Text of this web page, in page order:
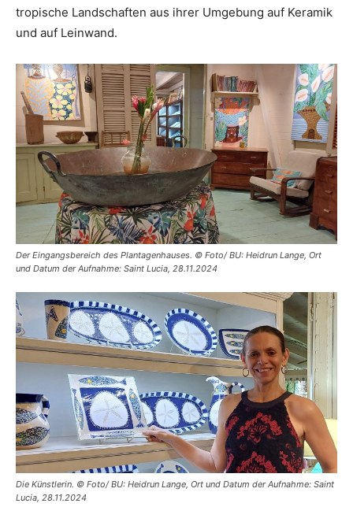
tropische Landschaften aus ihrer Umgebung auf Keramik
und auf Leinwand.
Der Eingangsbereich des Plantagenhauses. © Foto/ BU: Heidrun Lange, Ort
und Datum der Aufnahme: Saint Lucia, 28.11.2024
Die Künstlerin. © Foto/ BU: Heidrun Lange, Ort und Datum der Aufnahme: Saint
Lucia, 28.11.2024